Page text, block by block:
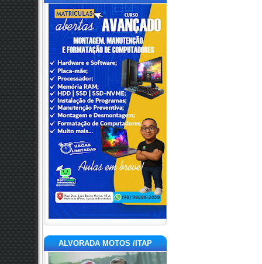
ALVORADA MOTOS /ITAP